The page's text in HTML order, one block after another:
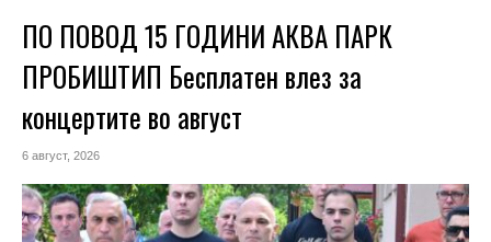
ПО ПОВОД 15 ГОДИНИ АКВА ПАРК
ПРОБИШТИП Бесплатен влез за
концертите во август
6 август, 2026